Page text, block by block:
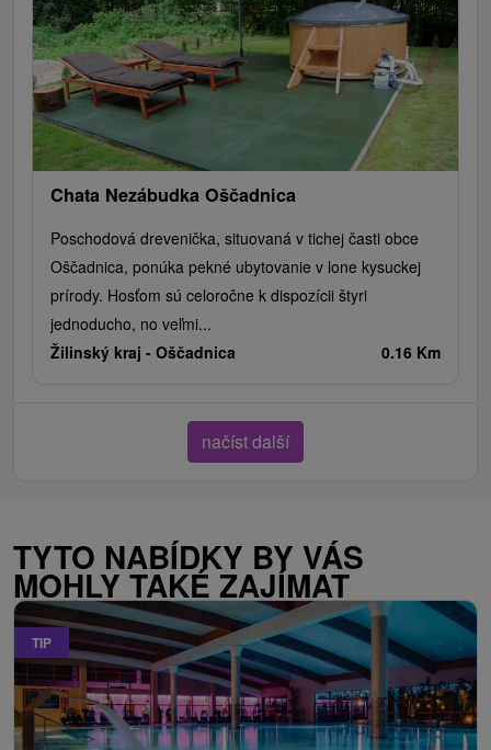
Chata Nezábudka Oščadnica
Poschodová drevenička, situovaná v tichej časti obce
Oščadnica, ponúka pekné ubytovanie v lone kysuckej
prírody. Hosťom sú celoročne k dispozícii štyri
jednoducho, no veľmi...
Žilinský kraj - Oščadnica 0.16 Km
načíst další
TYTO NABÍDKY BY VÁS
MOHLY TAKÉ ZAJÍMAT
TIP